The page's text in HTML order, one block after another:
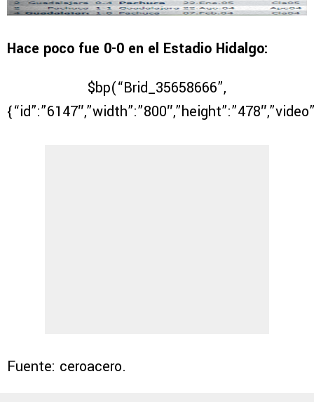
Hace poco fue 0-0 en el Estadio Hidalgo:
$bp(“Brid_35658666”,
Fuente: ceroacero.